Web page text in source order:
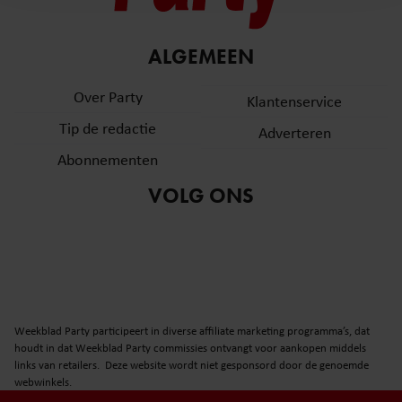
en om ons websiteverkeer te analyseren. Ook delen we
informatie over uw gebruik van onze site met onze
partners voor social media, adverteren en analyse. Deze
informatie die u aan ze heeft verstrekt of die ze hebben
gaat akkoord met onze cookies als u onze website blijft
gebruiken.
ALGEMEEN
Over Party
Tip de redactie
Abonnementen
Klantenservice
Adverteren
VOLG ONS
Weekblad Party participeert in diverse affiliate marketing programma’s, dat
houdt in dat Weekblad Party commissies ontvangt voor aankopen middels
links van retailers. Deze website wordt niet gesponsord door de genoemde
webwinkels.